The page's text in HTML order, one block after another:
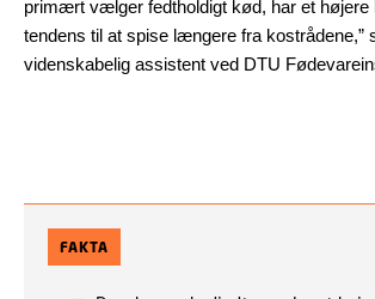
primært vælger fedtholdigt kød, har et højere
tendens til at spise længere fra kostrådene,”
videnskabelig assistent ved DTU
FAKTA